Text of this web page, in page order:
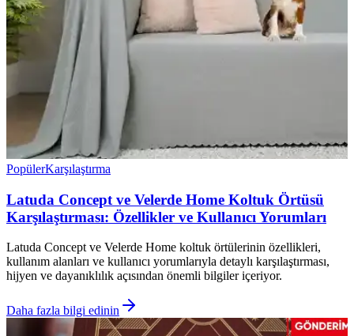
PopülerKarşılaştırma
Latuda Concept ve Velerde Home Koltuk Örtüsü
Karşılaştırması: Özellikler ve Kullanıcı Yorumları
Latuda Concept ve Velerde Home koltuk örtülerinin özellikleri,
kullanım alanları ve kullanıcı yorumlarıyla detaylı karşılaştırması,
hijyen ve dayanıklılık açısından önemli bilgiler içeriyor.
Daha fazla bilgi edinin